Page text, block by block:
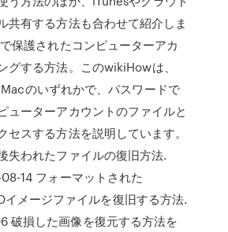
共有する方法も合わせて紹介しま
保護されたコンピューターアカ
グする方法。このwikiHowは、
のいずれかで、パスワードで
ューターアカウントのファイルと
セスする方法を説明しています。
失われたファイルの復旧方法.
14 フォーマットされた
メージファイルを復旧する方法.
破損した画像を復元する方法を